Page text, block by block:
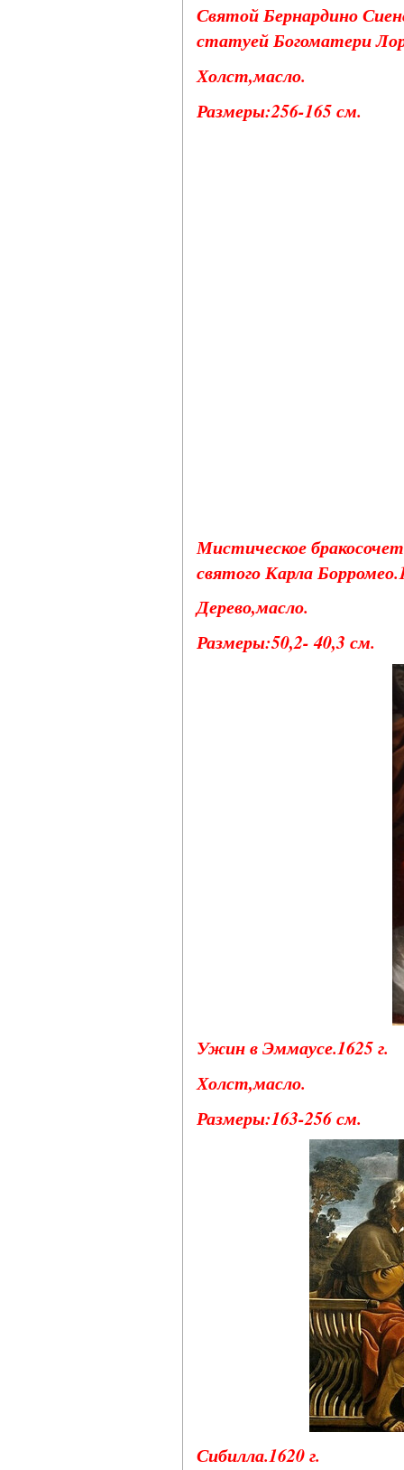
Святой Бернардино
статуей Богоматери
Холст,масло.
Размеры:256-165 см.
Мистическое
святого Карла
Дерево,масло.
Размеры:50,2- 40,3 см.
Ужин в Эммаусе.1625 г.
Холст,масло.
Размеры:163-256 см.
Сибилла.1620 г.